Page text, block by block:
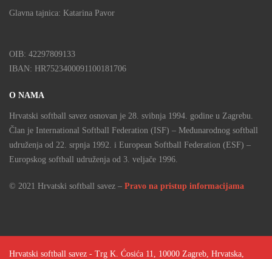
Glavna tajnica: Katarina Pavor
OIB: 42297809133
IBAN: HR7523400091100181706
O NAMA
Hrvatski softball savez osnovan je 28. svibnja 1994. godine u Zagrebu.
Član je International Softball Federation (ISF) – Međunarodnog softball
udruženja od 22. srpnja 1992. i European Softball Federation (ESF) –
Europskog softball udruženja od 3. veljače 1996.
© 2021 Hrvatski softball savez – Pravo na pristup informacijama
Hrvatski softball savez - Trg K. Ćosića 11, 10000 Zagreb, Hrvatska,